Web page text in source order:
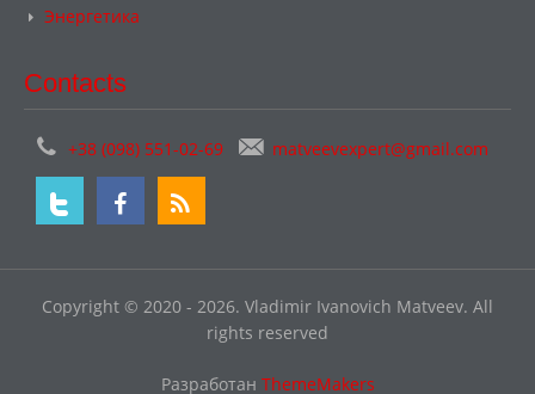
Энергетика
Contacts
+38 (098) 551-02-69 matveevexpert@gmail.com
Copyright © 2020 - 2026. Vladimir Ivanovich Matveev. All
rights reserved
Разработан ThemeMakers